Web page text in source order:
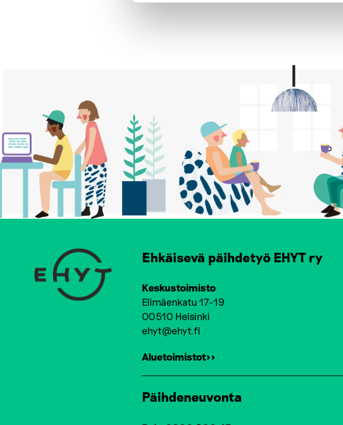
Ehkäisevä päihdetyö EHYT ry
Keskustoimisto
Elimäenkatu 17-19
00510 Helsinki
ehyt@ehyt.fi
Aluetoimistot>>
Päihdeneuvonta